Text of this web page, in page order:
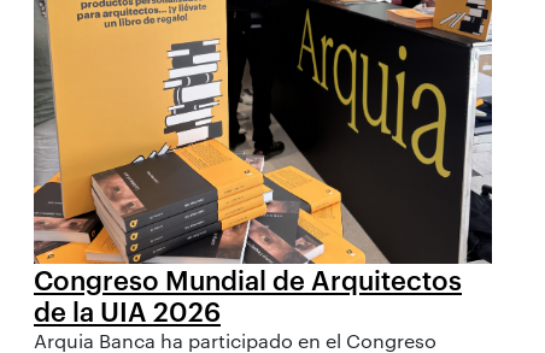
Congreso Mundial de Arquitectos
de la UIA 2026
Arquia Banca ha participado en el Congreso